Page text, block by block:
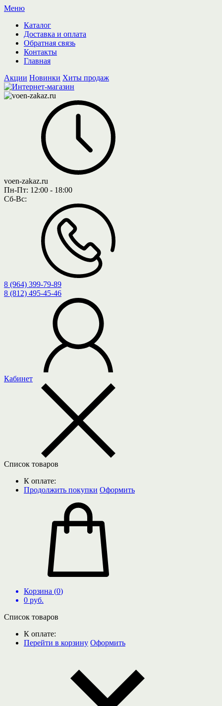
Меню
Каталог
Доставка и оплата
Обратная связь
Контакты
Главная
Акции Новинки Хиты продаж
voen-zakaz.ru
Пн-Пт: 12:00 - 18:00
Сб-Вс:
8 (964) 399-79-89
8 (812) 495-45-46
Кабинет
Список товаров
К оплате:
Продолжить покупки Оформить
Корзина (0)
0 руб.
Список товаров
К оплате:
Перейти в корзину Оформить